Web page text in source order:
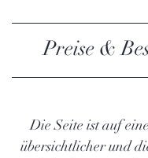
Preise &
Die Seite ist auf
übersichtlicher und